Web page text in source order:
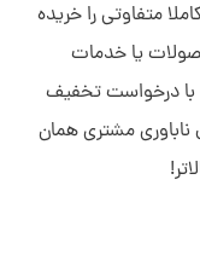
متفاوتی را خریده
یا خدمات
با درخواست تخفیف
ناباوری مشتری همان